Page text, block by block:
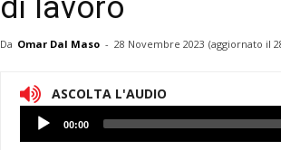
di lavoro
Da Omar Dal Maso - 28 Novembre 2023 (aggiornato il
ASCOLTA L'AUDIO
Lettore
Audio
00:00